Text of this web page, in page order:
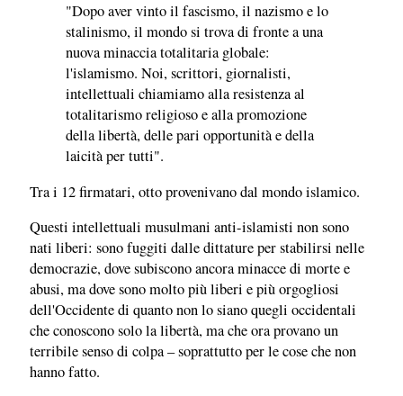
"Dopo aver vinto il fascismo, il nazismo e lo
stalinismo, il mondo si trova di fronte a una
nuova minaccia totalitaria globale:
l'islamismo. Noi, scrittori, giornalisti,
intellettuali chiamiamo alla resistenza al
totalitarismo religioso e alla promozione
della libertà, delle pari opportunità e della
laicità per tutti".
Tra i 12 firmatari, otto provenivano dal mondo islamico.
Questi intellettuali musulmani anti-islamisti non sono
nati liberi: sono fuggiti dalle dittature per stabilirsi nelle
democrazie, dove subiscono ancora minacce di morte e
abusi, ma dove sono molto più liberi e più orgogliosi
dell'Occidente di quanto non lo siano quegli occidentali
che conoscono solo la libertà, ma che ora provano un
terribile senso di colpa – soprattutto per le cose che non
hanno fatto.